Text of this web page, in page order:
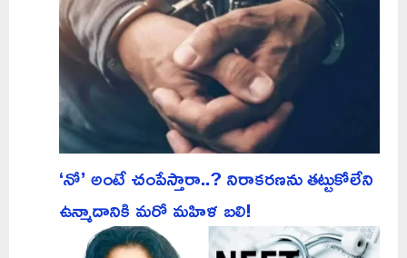
‘నో’ అంటే చంపేస్తారా..? నిరాకరణను తట్టుకోలేని
ఉన్మాదానికి మరో మహిళ బలి!